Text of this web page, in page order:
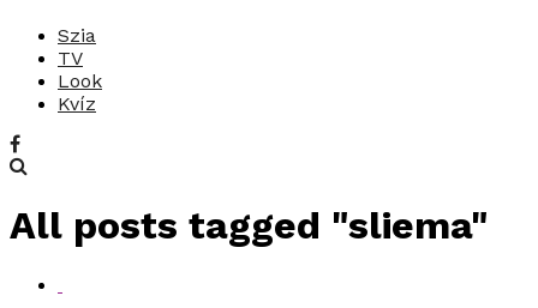
Szia
TV
Look
Kvíz
All posts tagged "sliema"